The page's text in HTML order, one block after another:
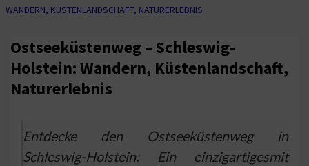
WANDERN, KÜSTENLANDSCHAFT, NATURERLEBNIS
Ostseeküstenweg – Schleswig-
Holstein: Wandern, Küstenlandschaft,
Naturerlebnis
Entdecke den Ostseeküstenweg in
Schleswig-Holstein: Ein einzigartigesmit